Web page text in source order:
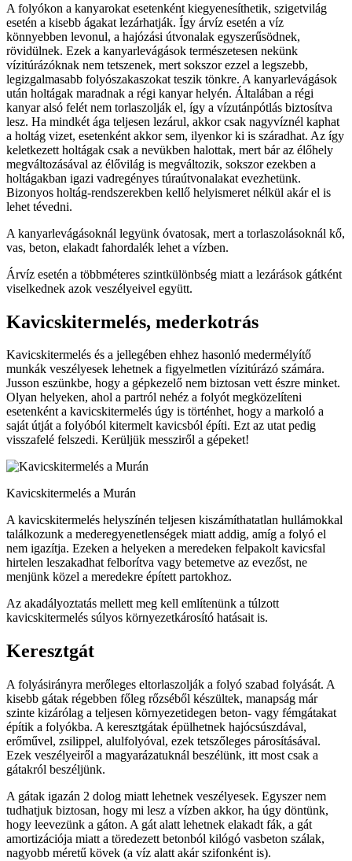
A folyókon a kanyarokat esetenként kiegyenesíthetik, szigetvilág
esetén a kisebb ágakat lezárhatják. Így árvíz esetén a víz
könnyebben levonul, a hajózási útvonalak egyszerűsödnek,
rövidülnek. Ezek a kanyarlevágások természetesen nekünk
vízitúrázóknak nem tetszenek, mert sokszor ezzel a legszebb,
legizgalmasabb folyószakaszokat teszik tönkre. A kanyarlevágások
után holtágak maradnak a régi kanyar helyén. Általában a régi
kanyar alsó felét nem torlaszolják el, így a vízutánpótlás biztosítva
lesz. Ha mindkét ága teljesen lezárul, akkor csak nagyvíznél kaphat
a holtág vizet, esetenként akkor sem, ilyenkor ki is száradhat. Az így
keletkezett holtágak csak a nevükben halottak, mert bár az élőhely
megváltozásával az élővilág is megváltozik, sokszor ezekben a
holtágakban igazi vadregényes túraútvonalakat evezhetünk.
Bizonyos holtág-rendszerekben kellő helyismeret nélkül akár el is
lehet tévedni.
A kanyarlevágásoknál legyünk óvatosak, mert a torlaszolásoknál kő,
vas, beton, elakadt fahordalék lehet a vízben.
Árvíz esetén a többméteres szintkülönbség miatt a lezárások gátként
viselkednek azok veszélyeivel együtt.
Kavicskitermelés, mederkotrás
Kavicskitermelés és a jellegében ehhez hasonló medermélyítő
munkák veszélyesek lehetnek a figyelmetlen vízitúrázó számára.
Jusson eszünkbe, hogy a gépkezelő nem biztosan vett észre minket.
Olyan helyeken, ahol a partról nehéz a folyót megközelíteni
esetenként a kavicskitermelés úgy is történhet, hogy a markoló a
saját útját a folyóból kitermelt kavicsból építi. Ezt az utat pedig
visszafelé felszedi. Kerüljük messziről a gépeket!
Kavicskitermelés a Murán
A kavicskitermelés helyszínén teljesen kiszámíthatatlan hullámokkal
találkozunk a mederegyenetlenségek miatt addig, amíg a folyó el
nem igazítja. Ezeken a helyeken a meredeken felpakolt kavicsfal
hirtelen leszakadhat felborítva vagy betemetve az evezőst, ne
menjünk közel a meredekre épített partokhoz.
Az akadályoztatás mellett meg kell említenünk a túlzott
kavicskitermelés súlyos környezetkárosító hatásait is.
Keresztgát
A folyásirányra merőleges eltorlaszolják a folyó szabad folyását. A
kisebb gátak régebben főleg rőzséből készültek, manapság már
szinte kizárólag a teljesen környezetidegen beton- vagy fémgátakat
építik a folyókba. A keresztgátak épülhetnek hajócsúszdával,
erőművel, zsilippel, alulfolyóval, ezek tetszőleges párosításával.
Ezek veszélyeiről a magyarázatuknál beszélünk, itt most csak a
gátakról beszéljünk.
A gátak igazán 2 dolog miatt lehetnek veszélyesek. Egyszer nem
tudhatjuk biztosan, hogy mi lesz a vízben akkor, ha úgy döntünk,
hogy leevezünk a gáton. A gát alatt lehetnek elakadt fák, a gát
amortizációja miatt a töredezett betonból kilógó vasbeton szálak,
nagyobb méretű kövek (a víz alatt akár szifonként is).